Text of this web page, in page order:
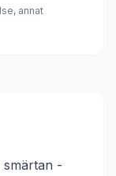
annat
-